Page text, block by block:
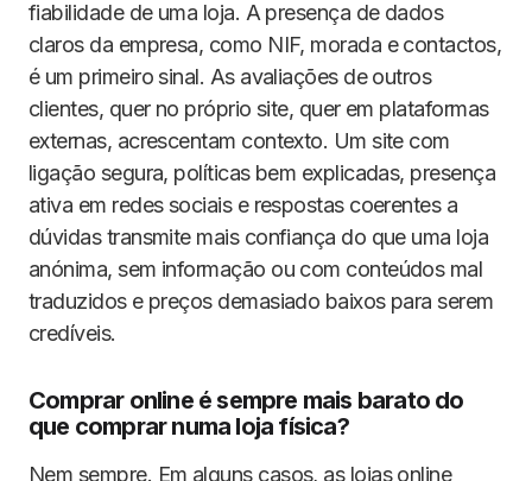
fiabilidade de uma loja. A presença de dados
claros da empresa, como NIF, morada e contactos,
é um primeiro sinal. As avaliações de outros
clientes, quer no próprio site, quer em plataformas
externas, acrescentam contexto. Um site com
ligação segura, políticas bem explicadas, presença
ativa em redes sociais e respostas coerentes a
dúvidas transmite mais confiança do que uma loja
anónima, sem informação ou com conteúdos mal
traduzidos e preços demasiado baixos para serem
credíveis.
Comprar online é sempre mais barato do
que comprar numa loja física?
Nem sempre. Em alguns casos, as lojas online